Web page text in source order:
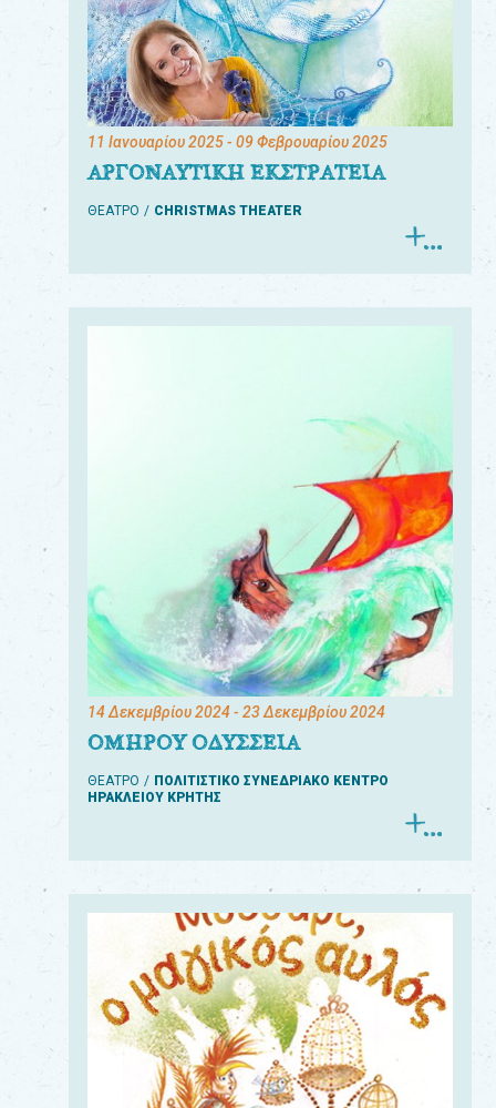
11 Ιανουαρίου 2025- 09 Φεβρουαρίου 2025
ΑΡΓΟΝΑΥΤΙΚΗ ΕΚΣΤΡΑΤΕΙΑ
ΘΕΑΤΡΟ CHRISTMAS THEATER
14 Δεκεμβρίου 2024- 23 Δεκεμβρίου 2024
ΟΜΗΡΟΥ ΟΔΥΣΣΕΙΑ
ΘΕΑΤΡΟ
ΠΟΛΙΤΙΣΤΙΚΟ ΣΥΝΕΔΡΙΑΚΟ ΚΕΝΤΡΟ
ΗΡΑΚΛΕΙΟΥ ΚΡΗΤΗΣ